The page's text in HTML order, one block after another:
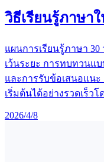
วิธีเรียนรู้ภาษา
แผนการเรียนรู้ภาษา
เว้นระยะ การทบทวนแ
และการรับข้อเสนอแน
เริ่มต้นได้อย่างรวดเร็วโ
2026/4/8